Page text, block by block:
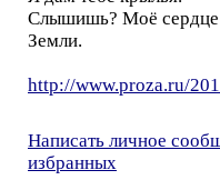
Слышишь? Моё сердце
Земли.
http://www.proza.ru/
Написать личное
избранных